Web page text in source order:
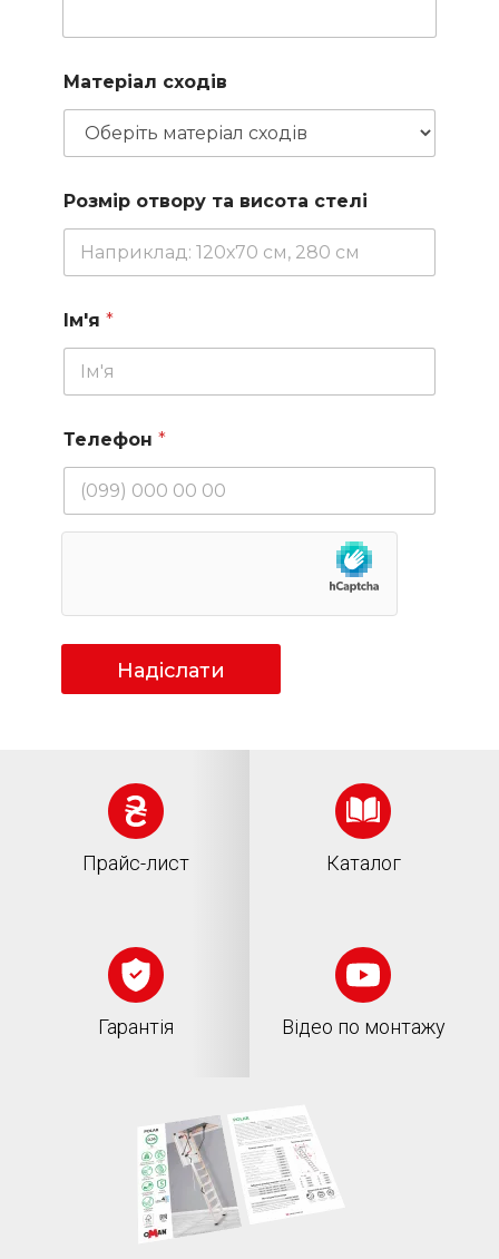
Матеріал сходів
Розмір отвору та висота стелі
Ім'я *
Телефон *
Надіслати
Прайс-лист Каталог
Гарантія Відео по монтажу